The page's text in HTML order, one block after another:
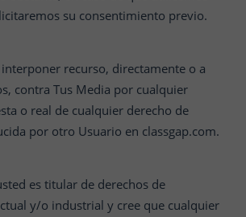
su consentimiento previo.
recurso, directamente o a
contra Tus Media por cualquier
o real de cualquier derecho de
por otro Usuario en classgap.com.
es titular de derechos de
y/o industrial y cree que cualquier